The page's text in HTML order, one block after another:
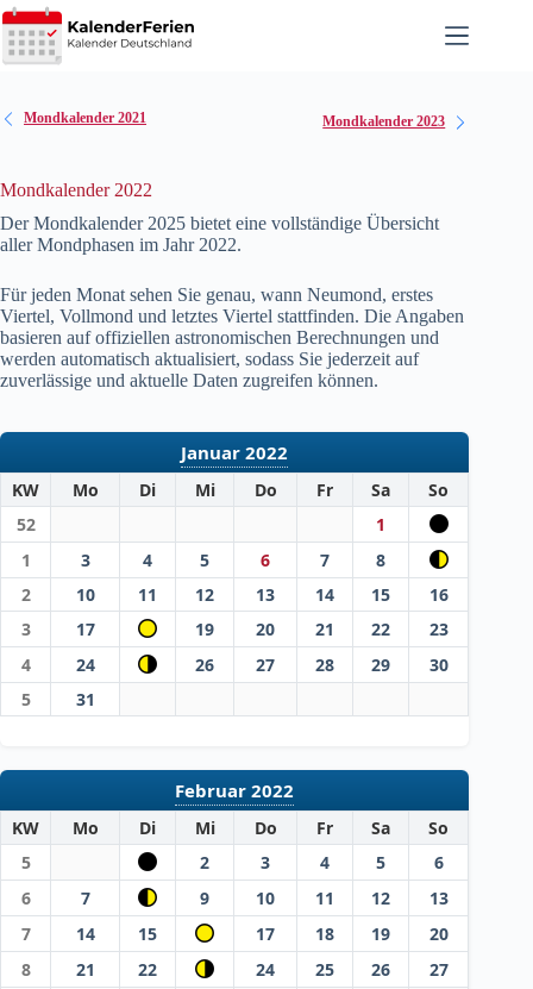
Zum
Inhalt
springen
Mondkalender 2021 Mondkalender 2023
Mondkalender 2022
Der Mondkalender 2025 bietet eine vollständige Übersicht
aller Mondphasen im Jahr 2022.
Für jeden Monat sehen Sie genau, wann Neumond, erstes
Viertel, Vollmond und letztes Viertel stattfinden. Die Angaben
basieren auf offiziellen astronomischen Berechnungen und
werden automatisch aktualisiert, sodass Sie jederzeit auf
zuverlässige und aktuelle Daten zugreifen können.
Januar 2022
KW Mo Di Mi Do Fr Sa
So
52
1
1
3 4 5 6 7
8
2
10 11 12 13 14 15
16
3
17 19 20 21 22
23
4
24 26 27 28 29
30
5
31
Februar 2022
KW Mo Di Mi Do Fr Sa
So
5
2 3 4 5
6
6
7 9 10 11 12
13
7
14 15 17 18 19
20
8
21 22 24 25 26
27